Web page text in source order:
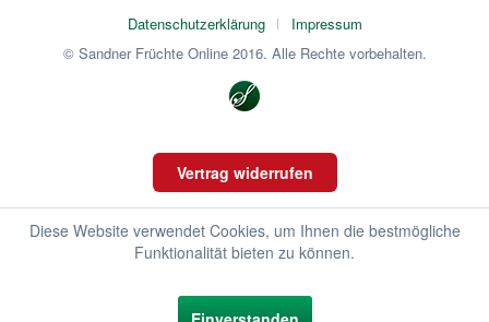
Datenschutzerklärung
Impressum
© Sandner Früchte Online 2016. Alle Rechte vorbehalten.
Vertrag widerrufen
Diese Website verwendet Cookies, um Ihnen die bestmögliche
Funktionalität bieten zu können.